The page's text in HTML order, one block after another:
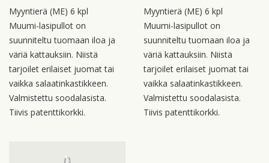
Myyntierä (ME) 6 kpl
Muumi-lasipullot on
suunniteltu tuomaan iloa ja
väriä kattauksiin. Niistä
tarjoilet erilaiset juomat tai
vaikka salaatinkastikkeen.
Valmistettu soodalasista.
Tiivis patenttikorkki.
Myyntierä (ME) 6 kpl
Muumi-lasipullot on
suunniteltu tuomaan iloa ja
väriä kattauksiin. Niistä
tarjoilet erilaiset juomat tai
vaikka salaatinkastikkeen.
Valmistettu soodalasista.
Tiivis patenttikorkki.